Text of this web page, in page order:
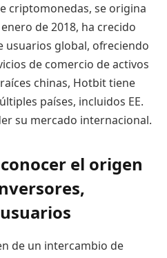
criptomonedas, se origina
de 2018, ha crecido
usuarios global, ofreciendo
de comercio de activos
chinas, Hotbit tiene
países, incluidos EE.
su mercado internacional.
el origen
de un intercambio de